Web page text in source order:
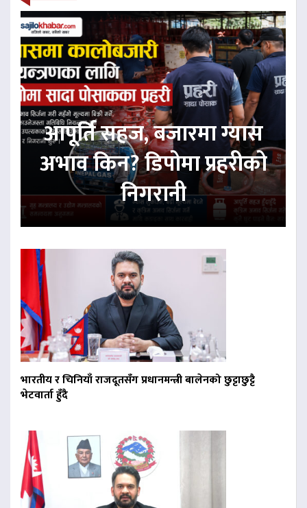
आपूर्ति सहज, बजारमा ग्यास
अभाव किन? डिपोमा प्रहरीको
निगरानी
भारतीय र चिनियाँ राजदूतसँग प्रधानमन्त्री बालेनको छुट्टाछुट्टै
भेटवार्ता हुँदै